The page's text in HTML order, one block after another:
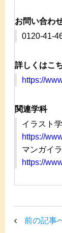
お問い合わ
0120-41-
詳しくはこ
https://
関連学科
イラスト
https://
マンガイ
https://
前の記事